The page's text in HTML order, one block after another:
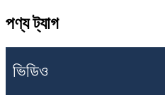
পণ্য ট্যাগ
ভিডিও